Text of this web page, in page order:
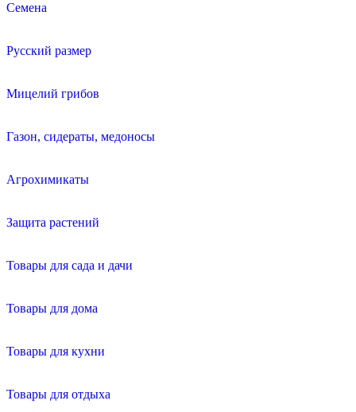
Семена
Русский размер
Мицелий грибов
Газон, сидераты, медоносы
Агрохимикаты
Защита растений
Товары для сада и дачи
Товары для дома
Товары для кухни
Товары для отдыха